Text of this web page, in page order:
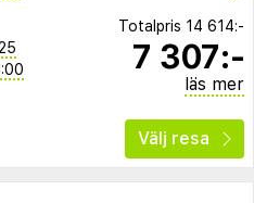
Totalpris 14 614:-
7 307:-
läs mer
Välj resa